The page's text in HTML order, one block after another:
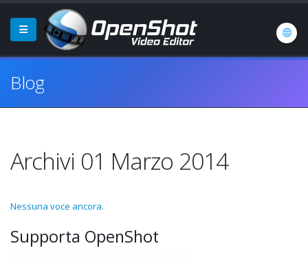
Blog
Archivi 01 Marzo 2014
Nessuna voce ancora.
Supporta OpenShot